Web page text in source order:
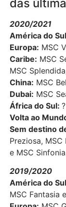
das
2020/2021
América do
Europa: MSC
Caribe: MSC
MSC
China: MSC
Dubai: MSC
África do Sul: ?
Volta ao
Sem destino
Preziosa, MSC
e MSC
2019/2020
América do
MSC Fantasia